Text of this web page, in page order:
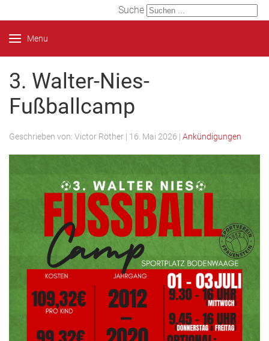
Suche
Menu
3. Walter-Nies-
Fußballcamp
Geschrieben von: Victor Röther | 16. Mai 2026 | Ankündigungen